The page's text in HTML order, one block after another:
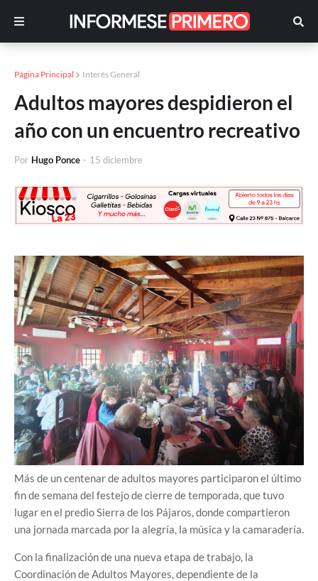
Página Principal Interés General
Adultos mayores despidieron el
año con un encuentro recreativo
Por Hugo Ponce - 15 diciembre
Más de un centenar de adultos mayores participaron el último
fin de semana del festejo de cierre de temporada, que tuvo
lugar en el predio Sierra de los Pájaros, donde compartieron
una jornada marcada por la alegría, la música y la camaradería.
Con la finalización de una nueva etapa de trabajo, la
Coordinación de Adultos Mayores, dependiente de la